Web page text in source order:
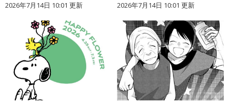
2026年7月14日 10:01 更新 2026年7月14日 10:01 更新